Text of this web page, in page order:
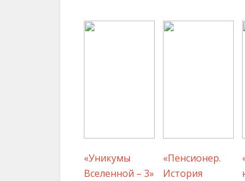
«Уникумы
Вселенной – 3»
«Пенсионер.
История